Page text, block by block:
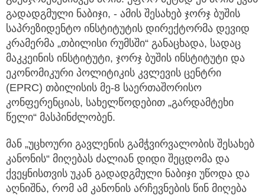
გადადგმული ნაბიჯი, - ამის შესახებ ჯორჯ ბუშის
საპრეზიდენტო ინსტიტუტის დირექტორმა დევიდ
კრამერმა „თბილისი რუმსში“ განაცხადა, სადაც
მაკკეინის ინსტიტუტი, ჯორჯ ბუშის ინსტიტუტი და
ეკონომიკური პოლიტიკის კვლევის ცენტრი
(EPRC) თბილისის მე-8 საერთაშორისო
კონფერენციას, სახელწოდებით „გარდამტეხი
წელი“ მასპინძლობენ.
მან „უცხოური გავლენის გამჭვირვალობის შესახებ
კანონის“ მიღებას ძალიან დიდი შეცდომა და
ქვეყნისთვის უკან გადადგმული ნაბიჯი უწოდა და
აღნიშნა, რომ ამ კანონის არჩევნების წინ მიღება